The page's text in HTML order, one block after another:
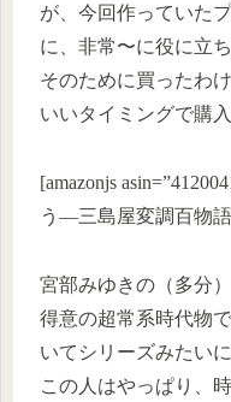
が、今回作っていた
に、非常〜に役に立ち
そのために買ったわ
いいタイミングで購
[amazonjs
う―三島屋変調百物
宮部みゆきの（多分）
得意の超常系時代物
いてシリーズみたい
この人はやっぱり、